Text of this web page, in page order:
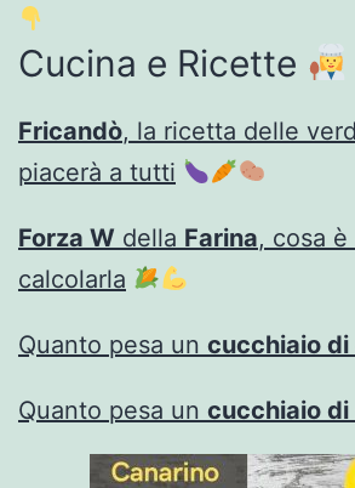
Cucina e Ricette
Fricandò, la ricetta delle
piacerà a tutti
Forza W della Farina, cosa
calcolarla
Quanto pesa un cucchiaio di
Quanto pesa un cucchiaio di